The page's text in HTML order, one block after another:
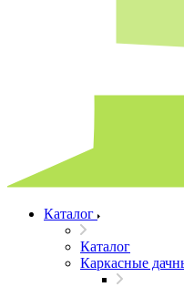
Каталог
Каталог
Каркасные